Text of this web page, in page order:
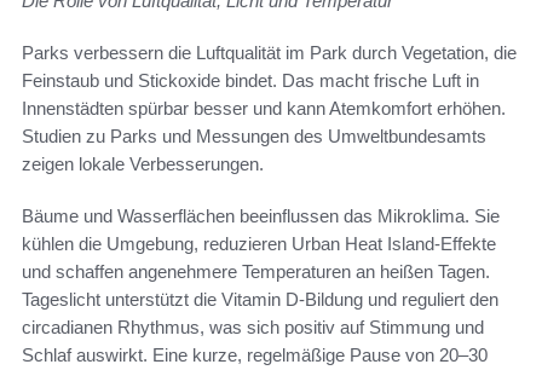
Parks verbessern die Luftqualität im Park durch Vegetation, die
Feinstaub und Stickoxide bindet. Das macht frische Luft in
Innenstädten spürbar besser und kann Atemkomfort erhöhen.
Studien zu Parks und Messungen des Umweltbundesamts
zeigen lokale Verbesserungen.
Bäume und Wasserflächen beeinflussen das Mikroklima. Sie
kühlen die Umgebung, reduzieren Urban Heat Island-Effekte
und schaffen angenehmere Temperaturen an heißen Tagen.
Tageslicht unterstützt die Vitamin D-Bildung und reguliert den
circadianen Rhythmus, was sich positiv auf Stimmung und
Schlaf auswirkt. Eine kurze, regelmäßige Pause von 20–30